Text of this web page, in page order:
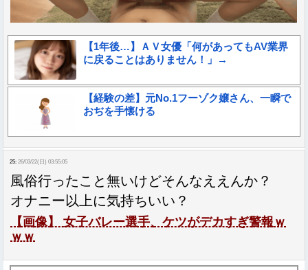
【1年後…】ＡＶ女優「何があってもAV業界
に戻ることはありません！」→
【経験の差】元No.1フーゾク嬢さん、一瞬で
おぢを手懐ける
25: 26/03/22(日) 03:55:05
風俗行ったこと無いけどそんなええんか？
オナニー以上に気持ちいい？
【画像】 女子バレー選手、ケツがデカすぎ警報ｗ
ｗｗ